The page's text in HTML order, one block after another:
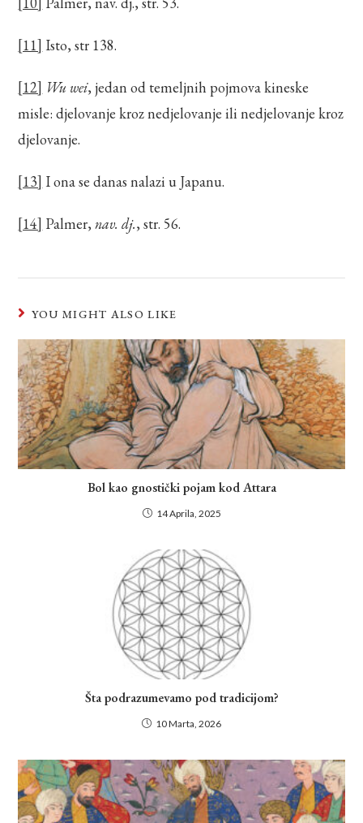
[11] Isto, str 138.
[12] Wu wei, jedan od temeljnih pojmova kineske
misle: djelovanje kroz nedjelovanje ili nedjelovanje kroz
djelovanje.
[13] I ona se danas nalazi u Japanu.
[14] Palmer,nav. dj., str. 56.
YOU MIGHT ALSO LIKE
Bol kao gnostički pojam kod Attara
14 Aprila, 2025
Šta podrazumevamo pod tradicijom?
10 Marta, 2026